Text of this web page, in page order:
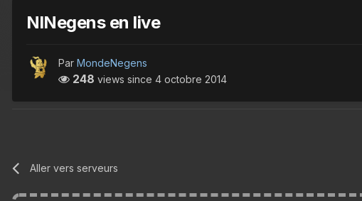
NlNegens en live
Par MondeNegens
248 views since 4 octobre 2014
Aller vers serveurs